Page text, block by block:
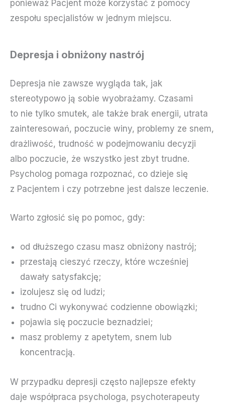
ponieważ Pacjent może korzystać z pomocy
zespołu specjalistów w jednym miejscu.
Depresja i obniżony nastrój
Depresja nie zawsze wygląda tak, jak
stereotypowo ją sobie wyobrażamy. Czasami
to nie tylko smutek, ale także brak energii, utrata
zainteresowań, poczucie winy, problemy ze snem,
drażliwość, trudność w podejmowaniu decyzji
albo poczucie, że wszystko jest zbyt trudne.
Psycholog pomaga rozpoznać, co dzieje się
z Pacjentem i czy potrzebne jest dalsze leczenie.
Warto zgłosić się po pomoc, gdy:
od dłuższego czasu masz obniżony nastrój;
przestają cieszyć rzeczy, które wcześniej
dawały satysfakcję;
izolujesz się od ludzi;
trudno Ci wykonywać codzienne obowiązki;
pojawia się poczucie beznadziei;
masz problemy z apetytem, snem lub
koncentracją.
W przypadku depresji często najlepsze efekty
daje współpraca psychologa, psychoterapeuty